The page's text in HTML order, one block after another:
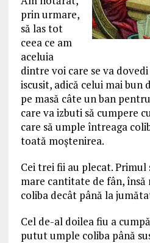
prin urmare,
să las tot
ceea ce am
aceluia
dintre voi care se va
iscusit, adică celui mai bun
pe masă câte un ban
care va izbuti să cumpere
care să umple întreaga
toată moştenirea.
Cei trei fii au plecat. Primul
mare cantitate de fân,
coliba decât până la
Cel de-al doilea fiu a
putut umple coliba până